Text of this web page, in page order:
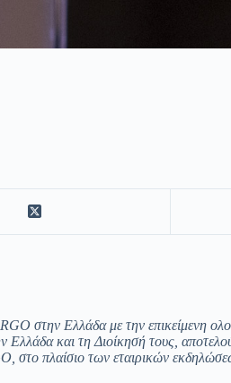
στην Ελλάδα με την επικείμενη
Ελλάδα και τη Διοίκησή τους,
στο πλαίσιο των εταιρικών